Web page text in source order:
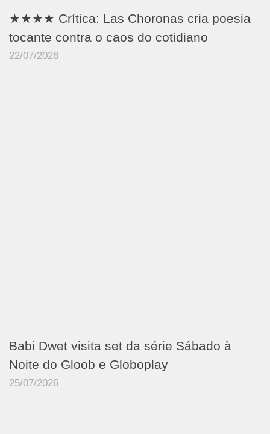
★★★★ Crítica: Las Choronas cria poesia
tocante contra o caos do cotidiano
22/07/2026
Babi Dwet visita set da série Sábado à
Noite do Gloob e Globoplay
25/07/2026